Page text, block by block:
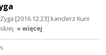
[2016.12.23] kanclerz Kurii
» więcej